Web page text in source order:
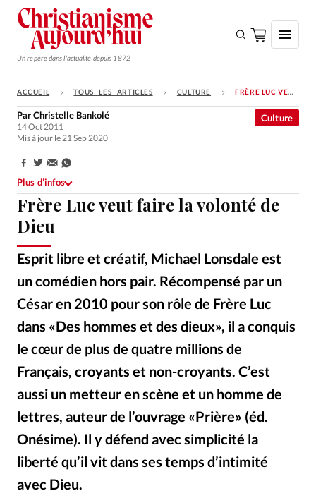
Un repère dans l'actualité depuis 1872
S'ABONNER
Monde
Opinions
Tous les articles
Faire un don
Emploi
Se connecter
Devise:CHF
RUBRIQUES
Dossier
Eglises Foi Génération réveil
Monde
Opinions
Publireportage
Relations Aujourd'hui
Société
Tour du monde des Eglises
Trait d'Ixène
Vécu
Vie Intérieure
ACCUEIL TOUS LES ARTICLES CULTURE FRÈRE LUC VEUT FAIRE LA VOLONTÉ DE DIEU
Frère Luc veut faire la volonté de
Dieu
Esprit libre et créatif, Michael Lonsdale est
un comédien hors pair. Récompensé par un
César en 2010 pour son rôle de Frère Luc
dans «Des hommes et des dieux», il a conquis
le cœur de plus de quatre millions de
Français, croyants et non-croyants. C’est
aussi un metteur en scène et un homme de
lettres, auteur de l’ouvrage «Prière» (éd.
Onésime). Il y défend avec simplicité la
liberté qu’il vit dans ses temps d’intimité
avec Dieu.
Culture
ParChristelle Bankolé
14 Oct 2011
Mis à jour le 21 Sep 2020
Partager:
Plus d’infos